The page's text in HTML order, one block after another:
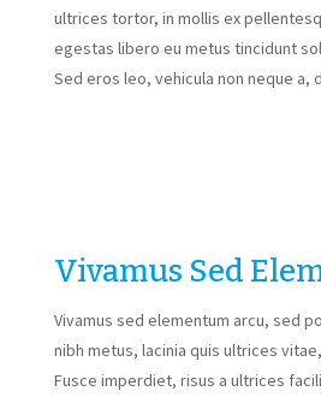
ultrices tortor, in mollis ex
egestas libero eu metus tincidunt
Sed eros leo, vehicula non neque a,
Vivamus Sed
Vivamus sed elementum arcu, sed
nibh metus, lacinia quis ultrices
Fusce imperdiet, risus a ultrices